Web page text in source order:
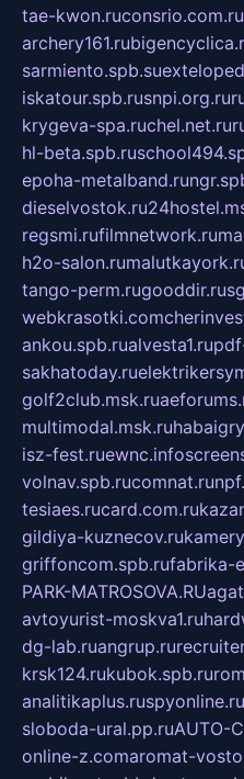
tae-kwon.ruconsrio.com.ru
archery161.ru
sarmiento.spb.su
iskatour.spb.rusnpi.org.ru
krygeva-spa.ruchel.net.ru
hl-beta.spb.ru
epoha-metalband.ru
dieselvostok.ru
regsmi.rufilmnetwork.ru
h2o-salon.ru
tango-perm.rugooddir.ru
webkrasotki.com
ankou.spb.rualvesta1.ru
sakhatoday.ru
golf2club.msk.ru
multimodal.msk.ru
isz-fest.ruewnc.info
volnav.spb.rucomnat.ru
tesiaes.rucard.com.ru
gildiya-kuznecov.ru
griffoncom.spb.rufabrika-
PARK-MATROSOVA.RU
avtoyurist-moskva1.ru
dg-lab.ruangrup.ru
krsk124.rukubok.spb.ru
analitikaplus.ruspyonline.ru
sloboda-ural.pp.ruAUTO-
online-z.comaromat-